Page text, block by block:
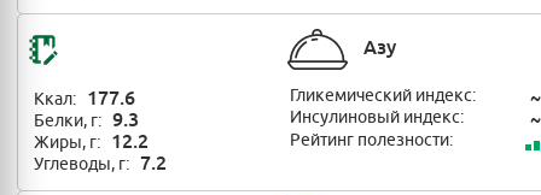
Азу
Ккал: 177.6
Белки, г: 9.3
Жиры, г: 12.2
Углеводы, г: 7.2
Гликемический индекс: ~
Инсулиновый индекс: ~
Рейтинг полезности: